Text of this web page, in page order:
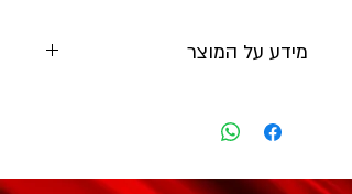
מידע על המוצר